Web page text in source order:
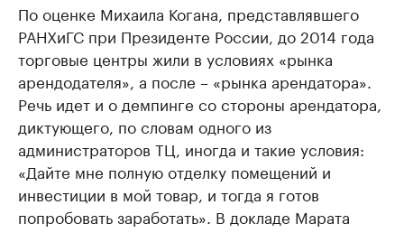
По оценке Михаила Когана, представлявшего
РАНХиГС при Президенте России, до 2014 года
торговые центры жили в условиях «рынка
арендодателя», а после – «рынка арендатора».
Речь идет и о демпинге со стороны арендатора,
диктующего, по словам одного из
администраторов ТЦ, иногда и такие условия:
«Дайте мне полную отделку помещений и
инвестиции в мой товар, и тогда я готов
попробовать заработать». В докладе Марата